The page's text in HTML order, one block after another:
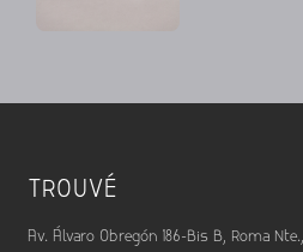
TROUVÉ
Av. Álvaro Obregón 186-Bis B, Roma